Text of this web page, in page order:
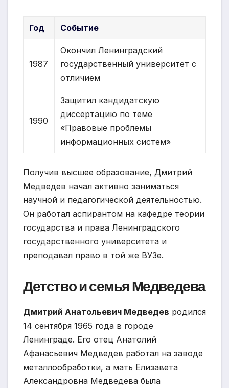
Год Событие
1987
Окончил Ленинградский
государственный университет с
отличием
1990
Защитил кандидатскую
диссертацию по теме
«Правовые проблемы
информационных систем»
Получив высшее образование, Дмитрий
Медведев начал активно заниматься
научной и педагогической деятельностью.
Он работал аспирантом на кафедре теории
государства и права Ленинградского
государственного университета и
преподавал право в той же ВУЗе.
Детство и семья Медведева
Дмитрий Анатольевич Медведев родился
14 сентября 1965 года в городе
Ленинграде. Его отец Анатолий
Афанасьевич Медведев работал на заводе
металлообработки, а мать Елизавета
Александровна Медведева была